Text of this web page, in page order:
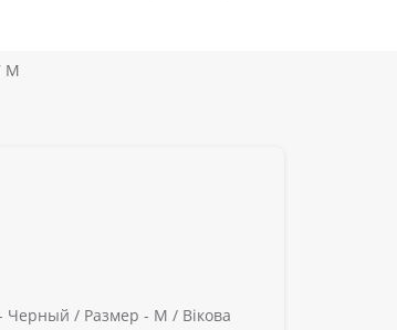
M
Черный / Размер - M / Вікова